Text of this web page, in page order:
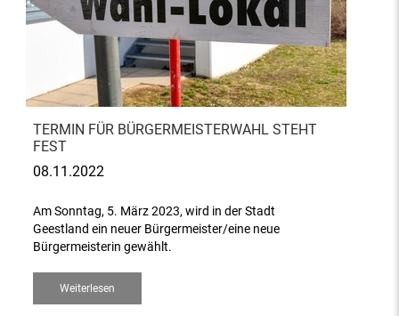
TERMIN FÜR BÜRGERMEISTERWAHL STEHT
FEST
08.11.2022
Am Sonntag, 5. März 2023, wird in der Stadt
Geestland ein neuer Bürgermeister/eine neue
Bürgermeisterin gewählt.
Weiterlesen